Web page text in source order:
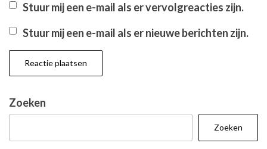
Stuur mij een e-mail als er vervolgreacties zijn.
Stuur mij een e-mail als er nieuwe berichten zijn.
Zoeken
Zoeken